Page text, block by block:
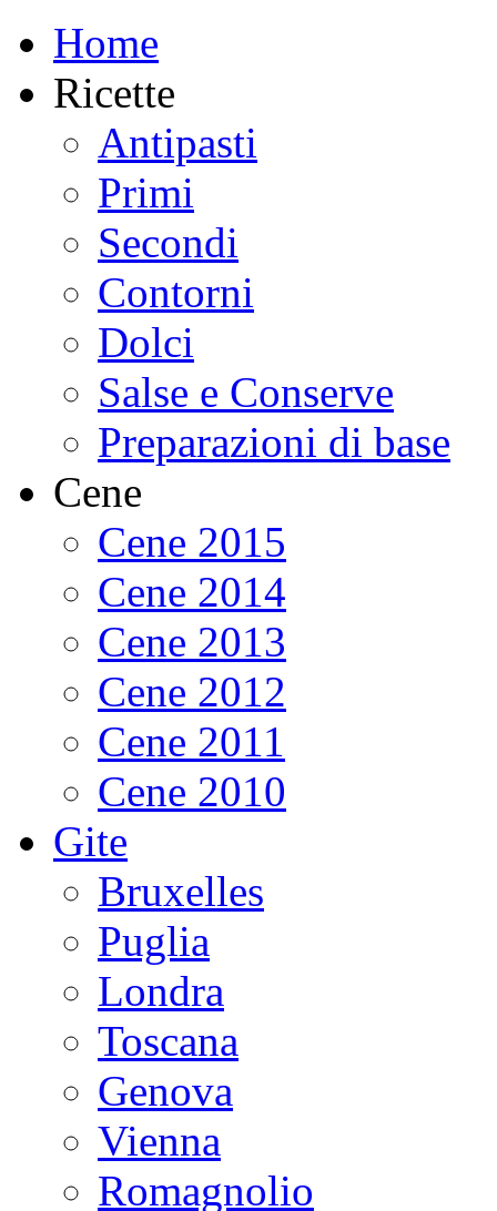
Home
Ricette
Antipasti
Primi
Secondi
Contorni
Dolci
Salse e Conserve
Preparazioni di base
Cene
Cene 2015
Cene 2014
Cene 2013
Cene 2012
Cene 2011
Cene 2010
Gite
Bruxelles
Puglia
Londra
Toscana
Genova
Vienna
Romagnolio